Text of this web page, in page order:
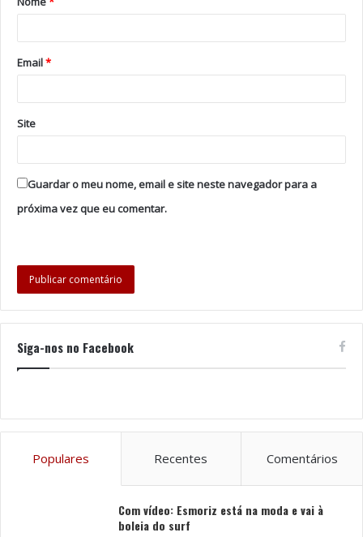
Fotos: RTP
José Cid. Capitão Fausto
Email*
Site
Guardar o meu nome, email e site neste navegador para a
próxima vez que eu comentar.
Siga-nos no Facebook
Populares Recentes Comentários
Com vídeo: Esmoriz está na moda e vai à
boleia do surf